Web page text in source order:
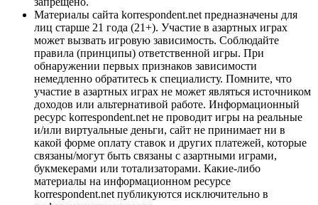
Материалы сайта korrespondent.net предназначены для
лиц старше 21 года (21+). Участие в азартных играх
может вызвать игровую зависимость. Соблюдайте
правила (принципы) ответственной игры. При
обнаружении первых признаков зависимости
немедленно обратитесь к специалисту. Помните, что
участие в азартных играх не может являться источником
доходов или альтернативой работе. Информационный
ресурс korrespondent.net не проводит игры на реальные
и/или виртуальные деньги, сайт не принимает ни в
какой форме оплату ставок и других платежей, которые
связаны/могут быть связаны с азартными играми,
букмекерами или тотализаторами. Какие-либо
материалы на информационном ресурсе
korrespondent.net публикуются исключительно в